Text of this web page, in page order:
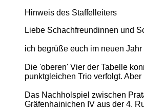
Hinweis des Staffelleiters
Liebe Schachfreundinnen und
ich begrüße euch im neuen Jahr
Die 'oberen' Vier der Tabelle
punktgleichen Trio verfolgt.
Das Nachholspiel zwischen
Gräfenhainichen IV aus der 4.